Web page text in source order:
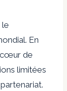
le
En
cœur de
limitées